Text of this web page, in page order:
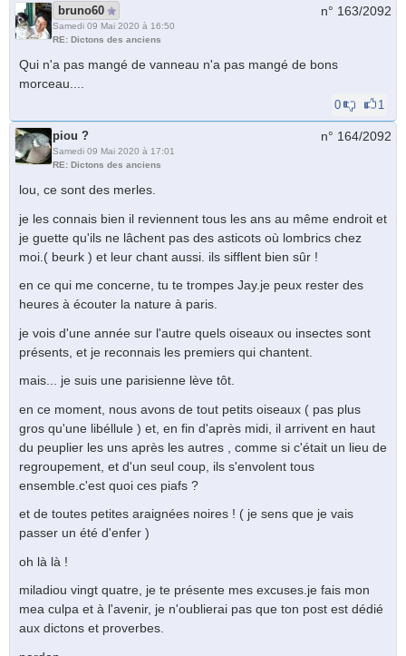
bruno60
Samedi 09 Mai 2020 à 16:50
RE: Dictons des anciens
n° 163/2092
Qui n'a pas mangé de vanneau n'a pas mangé de bons
morceau....
0 1
piou ?
Samedi 09 Mai 2020 à 17:01
RE: Dictons des anciens
n° 164/2092
lou, ce sont des merles.
je les connais bien il reviennent tous les ans au même endroit et
je guette qu'ils ne lâchent pas des asticots où lombrics chez
moi.( beurk ) et leur chant aussi. ils sifflent bien sûr !
en ce qui me concerne, tu te trompes Jay.je peux rester des
heures à écouter la nature à paris.
je vois d'une année sur l'autre quels oiseaux ou insectes sont
présents, et je reconnais les premiers qui chantent.
mais... je suis une parisienne lève tôt.
en ce moment, nous avons de tout petits oiseaux ( pas plus
gros qu'une libéllule ) et, en fin d'après midi, il arrivent en haut
du peuplier les uns après les autres , comme si c'était un lieu de
regroupement, et d'un seul coup, ils s'envolent tous
ensemble.c'est quoi ces piafs ?
et de toutes petites araignées noires ! ( je sens que je vais
passer un été d'enfer )
oh là là !
miladiou vingt quatre, je te présente mes excuses.je fais mon
mea culpa et à l'avenir, je n'oublierai pas que ton post est dédié
aux dictons et proverbes.